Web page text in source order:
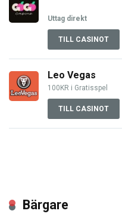
Uttag direkt
TILL CASINOT
Leo Vegas
100KR i Gratisspel
TILL CASINOT
Bärgare